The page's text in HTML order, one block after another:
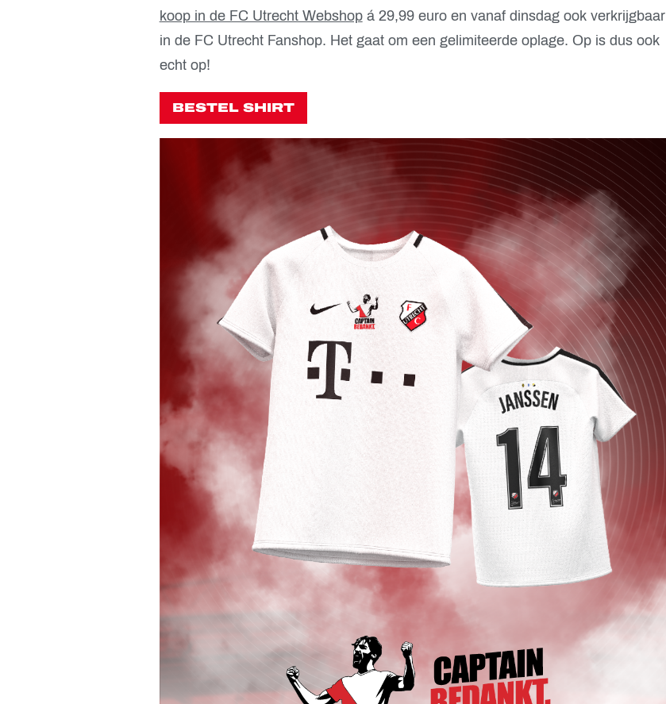
koop in de FC Utrecht Webshopá 29,99 euro en vanaf dinsdag ook verkrijgbaar
in de FC Utrecht Fanshop. Het gaat om een gelimiteerde oplage. Op is dus ook
echt op!
BESTEL SHIRT